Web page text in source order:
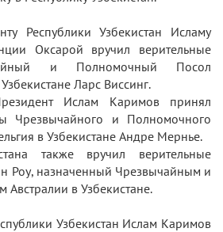
Республики Узбекистан Исламу
Оксарой вручил верительные
и Полномочный Посол
Ларс Виссинг.
Ислам Каримов принял
Чрезвычайного и Полномочного
в Узбекистане Андре Мернье.
также вручил верительные
Роу, назначенный Чрезвычайным и
в Узбекистане.
Узбекистан Ислам Каримов